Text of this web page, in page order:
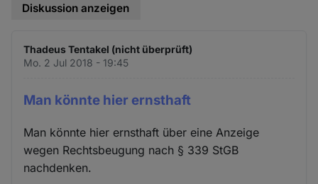
Diskussion anzeigen
Thadeus Tentakel (nicht überprüft)
Mo. 2 Jul 2018 - 19:45
Man könnte hier ernsthaft
Man könnte hier ernsthaft über eine Anzeige
wegen Rechtsbeugung nach § 339 StGB
nachdenken.